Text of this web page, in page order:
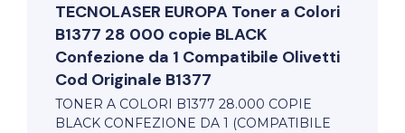
TECNOLASER EUROPA Toner a Colori
B1377 28 000 copie BLACK
Confezione da 1 Compatibile Olivetti
Cod Originale B1377
TONER A COLORI B1377 28.000 COPIE
BLACK CONFEZIONE DA 1 (COMPATIBILE